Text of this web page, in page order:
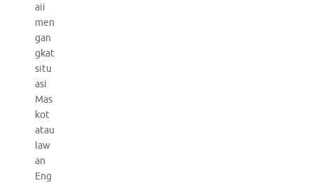
aii
men
gan
gkat
situ
asi
Mas
kot
atau
law
an
Eng